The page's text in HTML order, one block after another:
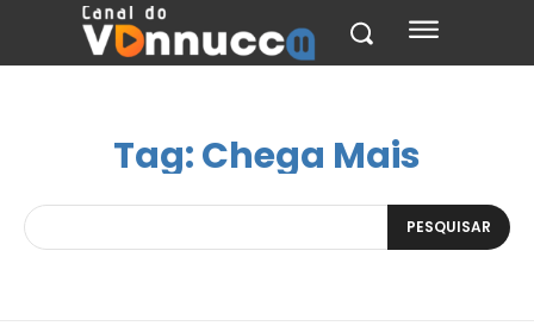
Tag:Chega Mais
PESQUISAR